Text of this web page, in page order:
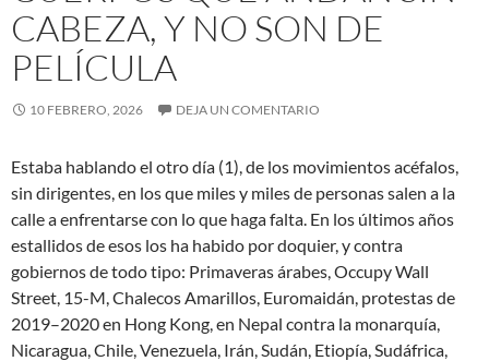
CABEZA, Y NO SON DE
PELÍCULA
10 FEBRERO, 2026 DEJA UN COMENTARIO
Estaba hablando el otro día (1), de los movimientos acéfalos,
sin dirigentes, en los que miles y miles de personas salen a la
calle a enfrentarse con lo que haga falta. En los últimos años
estallidos de esos los ha habido por doquier, y contra
gobiernos de todo tipo: Primaveras árabes, Occupy Wall
Street, 15-M, Chalecos Amarillos, Euromaidán, protestas de
2019–2020 en Hong Kong, en Nepal contra la monarquía,
Nicaragua, Chile, Venezuela, Irán, Sudán, Etiopía, Sudáfrica,